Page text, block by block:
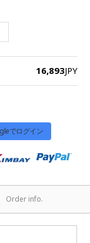
16,893JPY
でログイン
Order info.